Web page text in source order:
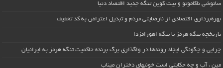
ساتوشی ناکاموتو و بیت کوین تنگه جدید اقتصاد دنیا
بهره‌برداری اقتصادی از نارضایتی مردم و تبدیل اعتراض به کد تخفیف
تاریخچه تنگه هرمز یا تنگه اهورامزدا
چرایی و چگونگی ایجاد روندها در واگذاری برگ برنده حاکمیت تنگه هرمز به ایرانیان
مین ، آب و چه حکایتی است خونبهای دختران میناب